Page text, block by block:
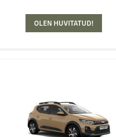
OLEN HUVITATUD!